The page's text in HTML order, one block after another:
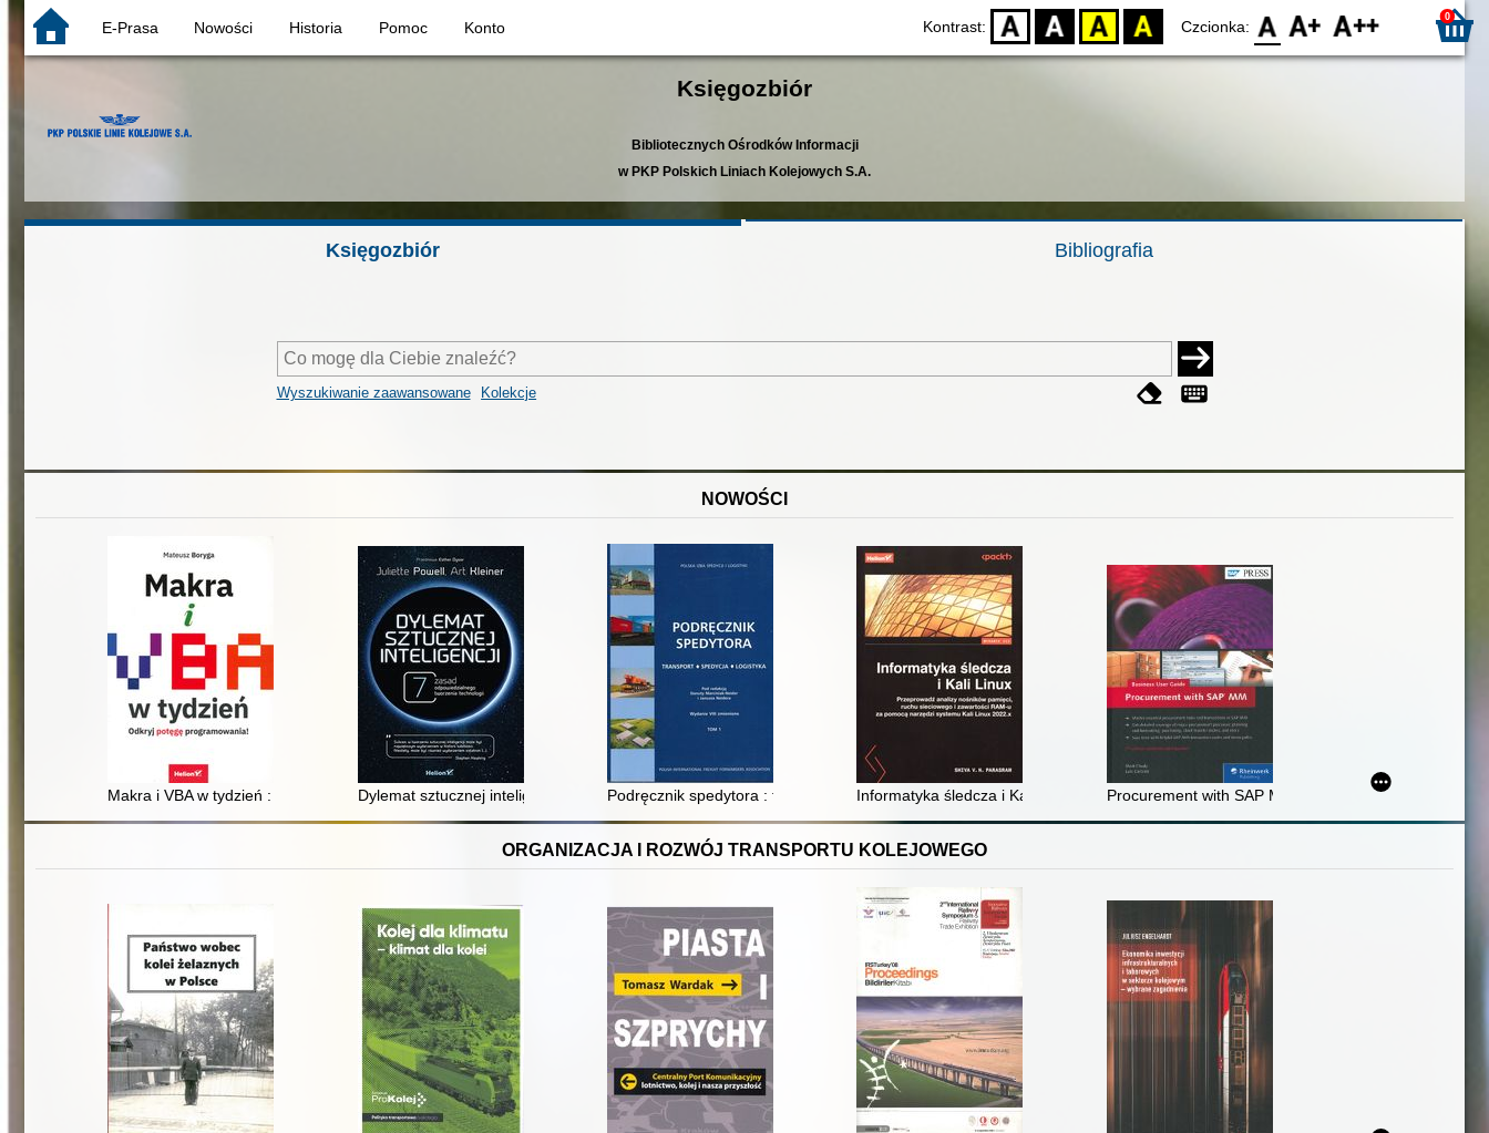
E-Prasa Nowości Historia Pomoc Konto Kontrast: D BW YB BY Czcionka: F0 F1 F2 0
Księgozbiór
Bibliotecznych Ośrodków Informacji
w PKP Polskich Liniach Kolejowych S.A.
Księgozbiór Bibliografia
Wyszukiwanie zaawansowane Kolekcje
NOWOŚCI
Makra i VBA w tydzień : odkryj potęgę programowania!Dylemat sztucznej inteligencji : 7 zasad odpowiedzialnego tworzenia technologii
Podręcznik spedytora : transport, spedycja, logistyka. T. 1Informatyka śledcza i Kali Linux : przeprowadź analizy nośników pamięci, ruchu
Procurement with SAP MM : Business User Guide
ORGANIZACJA I ROZWÓJ TRANSPORTU KOLEJOWEGO